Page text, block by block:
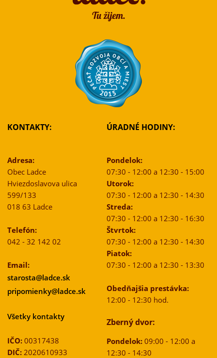
KONTAKTY:
Adresa:
Obec Ladce
Hviezdoslavova ulica
599/133
018 63 Ladce
Telefón:
042 - 32 142 02
Email:
starosta@ladce.sk
pripomienky@ladce.sk
Všetky kontakty
IČO: 00317438
DIČ: 2020610933
ÚRADNÉ HODINY:
Pondelok:
07:30 - 12:00 a 12:30 - 15:00
Utorok:
07:30 - 12:00 a 12:30 - 14:30
Streda:
07:30 - 12:00 a 12:30 - 16:30
Štvrtok:
07:30 - 12:00 a 12:30 - 14:30
Piatok:
07:30 - 12:00 a 12:30 - 13:30
Obedňajšia prestávka:
12:00 - 12:30 hod.
Zberný dvor:
Pondelok:09:00 - 12:00 a
12:30 - 14:30